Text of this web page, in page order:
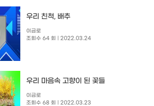
우리 친척, 배추
이금로
조회수 64 회
| 2022.03.24
우리 마음속 고향이 된 꽃들
이금로
조회수 68 회
| 2022.03.23